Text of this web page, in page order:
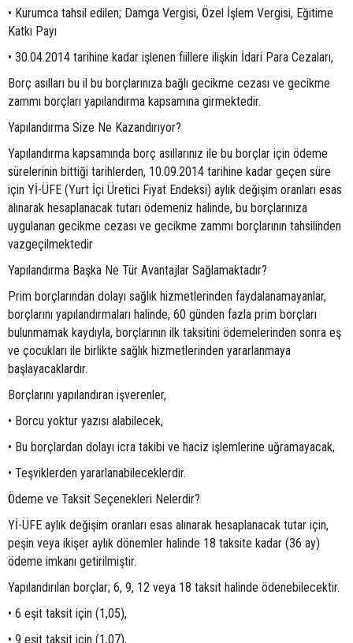
• Kurumca tahsil edilen; Damga Vergisi, Özel İşlem Vergisi, Eğitime
Katkı Payı
• 30.04.2014 tarihine kadar işlenen fiillere ilişkin İdari Para Cezaları,
Borç asılları bu il bu borçlarınıza bağlı gecikme cezası ve gecikme
zammı borçları yapılandırma kapsamına girmektedir.
Yapılandırma Size Ne Kazandırıyor?
Yapılandırma kapsamında borç asıllarınız ile bu borçlar için ödeme
sürelerinin bittiği tarihlerden, 10.09.2014 tarihine kadar geçen süre
için Yİ-ÜFE (Yurt İçi Üretici Fiyat Endeksi) aylık değişim oranları esas
alınarak hesaplanacak tutarı ödemeniz halinde, bu borçlarınıza
uygulanan gecikme cezası ve gecikme zammı borçlarının tahsilinden
vazgeçilmektedir
Yapılandırma Başka Ne Tür Avantajlar Sağlamaktadır?
Prim borçlarından dolayı sağlık hizmetlerinden faydalanamayanlar,
borçlarını yapılandırmaları halinde, 60 günden fazla prim borçları
bulunmamak kaydıyla, borçlarının ilk taksitini ödemelerinden sonra eş
ve çocukları ile birlikte sağlık hizmetlerinden yararlanmaya
başlayacaklardır.
Borçlarını yapılandıran işverenler,
• Borcu yoktur yazısı alabilecek,
• Bu borçlardan dolayı icra takibi ve haciz işlemlerine uğramayacak,
• Teşviklerden yararlanabileceklerdir.
Ödeme ve Taksit Seçenekleri Nelerdir?
Yİ-ÜFE aylık değişim oranları esas alınarak hesaplanacak tutar için,
peşin veya ikişer aylık dönemler halinde 18 taksite kadar (36 ay)
ödeme imkanı getirilmiştir.
Yapılandırılan borçlar; 6, 9, 12 veya 18 taksit halinde ödenebilecektir.
• 6 eşit taksit için (1,05),
• 9 eşit taksit için (1,07),